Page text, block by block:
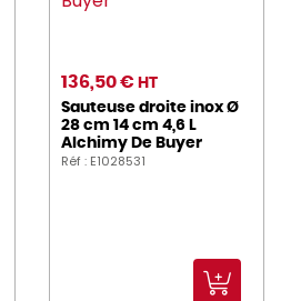
136,50 € HT
Sauteuse droite inox Ø
28 cm 14 cm 4,6 L
Alchimy De Buyer
Réf : E1028531